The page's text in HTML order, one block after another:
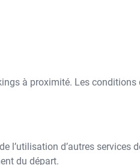
à proximité. Les
l’utilisation d’autres services
du départ.